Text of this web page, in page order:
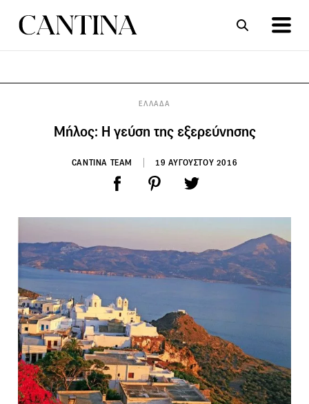
ΕΛΛΑΔΑ
Μήλος: Η γεύση της εξερεύνησης
CANTINA TEAM 19 ΑΥΓΟΥΣΤΟΥ 2016